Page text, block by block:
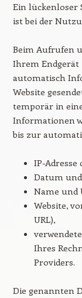
Ein lückenloser
ist bei der
Beim Aufrufen
Ihrem Endgerät
automatisch
Website
temporär in
Informationen
bis zur
IP-Adresse
Datum
Name und
Website,
URL),
Ihres
Providers.
Die genannten